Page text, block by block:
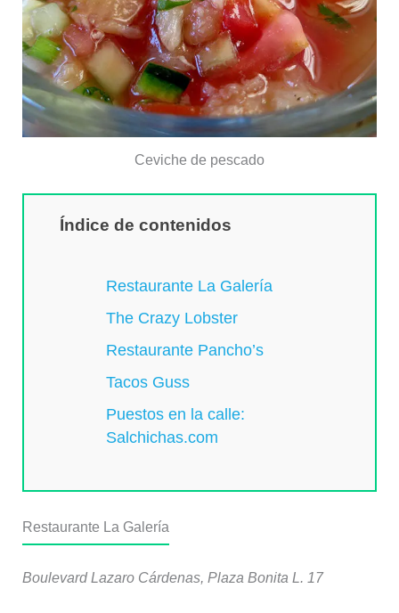
Ceviche de pescado
Índice de contenidos
Restaurante La Galería
The Crazy Lobster
Restaurante Pancho’s
Tacos Guss
Puestos en la calle:
Salchichas.com
Restaurante La Galería
Boulevard Lazaro Cárdenas, Plaza Bonita L. 17